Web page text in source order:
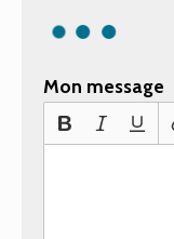
Mon message